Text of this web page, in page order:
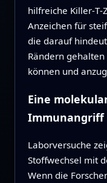
hilfreiche
Anzeichen für
die darauf
Rändern
können und
Eine
Immunangriff
Laborversuche
Stoffwechsel mit
Wenn die